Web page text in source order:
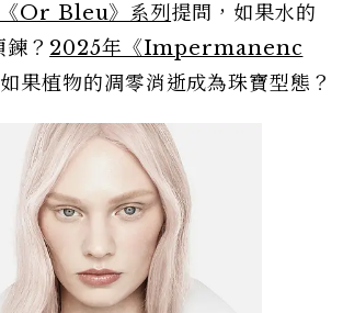
Or Bleu》系列 提問，如果水的
？ 2025年《Impermanenc
果植物的凋零消逝成為珠寶型態？